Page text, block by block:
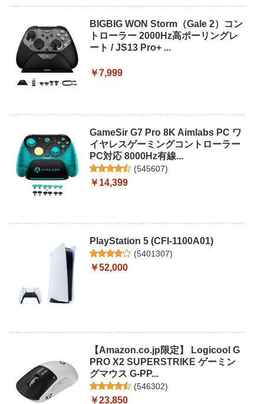
BIGBIG WON Storm（Gale 2）コン
トローラー 2000Hz高ポーリングレ
ート / JS13 Pro+ ...
￥7,999
GameSir G7 Pro 8K Aimlabs PC ワ
イヤレスゲーミングコントローラー
PC対応 8000Hz有線...
(545607)
￥14,399
PlayStation 5 (CFI-1100A01)
(5401307)
￥52,000
【Amazon.co.jp限定】 Logicool G
PRO X2 SUPERSTRIKE ゲーミン
グマウス G-PP...
(546302)
￥23,850